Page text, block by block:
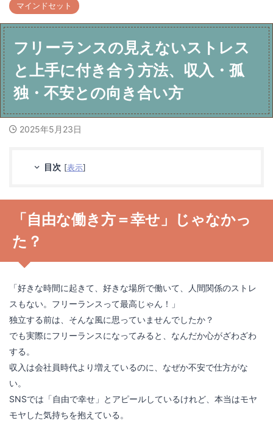
マインドセット
フリーランスの見えないストレス
と上手に付き合う方法、収入・孤
独・不安との向き合い方
2025年5月23日
目次 [表示]
「自由な働き方＝幸せ」じゃなかっ
た？
「好きな時間に起きて、好きな場所で働いて、人間関係のストレ
スもない。フリーランスって最高じゃん！」
独立する前は、そんな風に思っていませんでしたか？
でも実際にフリーランスになってみると、なんだか心がざわざわ
する。
収入は会社員時代より増えているのに、なぜか不安で仕方がな
い。
SNSでは「自由で幸せ」とアピールしているけれど、本当はモヤ
モヤした気持ちを抱えている。